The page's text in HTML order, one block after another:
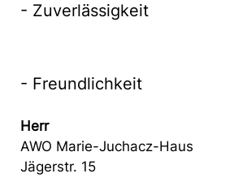
- Zuverlässigkeit
- Freundlichkeit
Herr
AWO Marie-Juchacz-Haus
Jägerstr. 15